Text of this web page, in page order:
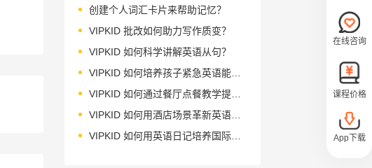
创建个人词汇卡片来帮助记忆？
VIPKID 批改如何助力写作质变？
VIPKID 如何科学讲解英语从句？
VIPKID 如何培养孩子紧急英语能力？
VIPKID 如何通过餐厅点餐教学提升少儿英语应用能力？
VIPKID 如何用酒店场景革新英语教学？
VIPKID 如何用英语日记培养国际化人才？
在线咨询
课程价格
App下载